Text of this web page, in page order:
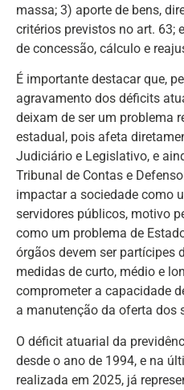
massa; 3) aporte de bens,
critérios previstos no art. 63;
de concessão, cálculo e
É importante destacar que,
agravamento dos déficits
deixam de ser um problema
estadual, pois afeta
Judiciário e Legislativo, e
Tribunal de Contas e
impactar a sociedade como
servidores públicos, motivo
como um problema de
órgãos devem ser partícipes
medidas de curto, médio e
comprometer a capacidade
a manutenção da oferta dos
O déficit atuarial da
desde o ano de 1994, e na
realizada em 2025, já